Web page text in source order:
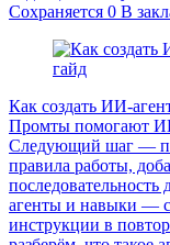
Сохраняется 0 В
Как создать ИИ-
Промты помогают
Следующий шаг —
правила работы,
последовательность
агенты и навыки —
инструкции в